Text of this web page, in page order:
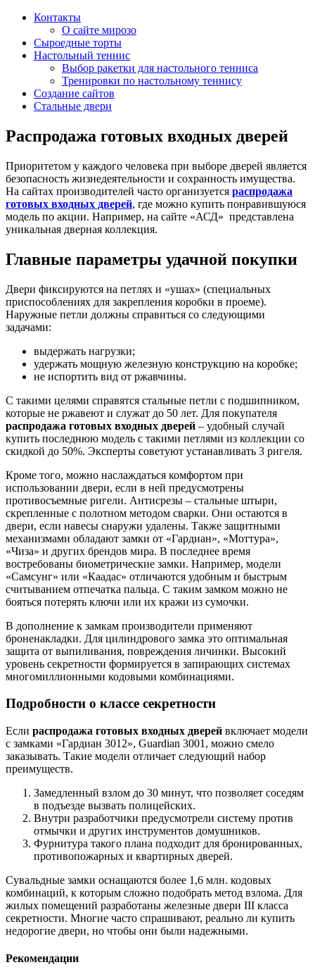
Контакты
О сайте мирозо
Сыроедные торты
Настольный теннис
Выбор ракетки для настольного тенниса
Тренировки по настольному теннису
Создание сайтов
Стальные двери
Распродажа готовых входных дверей
Приоритетом у каждого человека при выборе дверей является
безопасность жизнедеятельности и сохранность имущества.
На сайтах производителей часто организуется распродажа
готовых входных дверей, где можно купить понравившуюся
модель по акции. Например, на сайте «АСД» представлена
уникальная дверная коллекция.
Главные параметры удачной покупки
Двери фиксируются на петлях и «ушах» (специальных
приспособлениях для закрепления коробки в проеме).
Наружные петли должны справиться со следующими
задачами:
выдержать нагрузки;
удержать мощную железную конструкцию на коробке;
не испортить вид от ржавчины.
С такими целями справятся стальные петли с подшипником,
которые не ржавеют и служат до 50 лет. Для покупателя
распродажа готовых входных дверей – удобный случай
купить последнюю модель с такими петлями из коллекции со
скидкой до 50%. Эксперты советуют устанавливать 3 ригеля.
Кроме того, можно наслаждаться комфортом при
использовании двери, если в ней предусмотрены
противосъемные ригели. Антисрезы – стальные штыри,
скрепленные с полотном методом сварки. Они остаются в
двери, если навесы снаружи удалены. Также защитными
механизмами обладают замки от «Гардиан», «Моттура»,
«Чиза» и других брендов мира. В последнее время
востребованы биометрические замки. Например, модели
«Самсунг» или «Каадас» отличаются удобным и быстрым
считыванием отпечатка пальца. С таким замком можно не
бояться потерять ключи или их кражи из сумочки.
В дополнение к замкам производители применяют
броненакладки. Для цилиндрового замка это оптимальная
защита от выпиливания, повреждения личинки. Высокий
уровень секретности формируется в запирающих системах
многомиллионными кодовыми комбинациями.
Подробности о классе секретности
Если распродажа готовых входных дверей включает модели
с замками «Гардиан 3012», Guardian 3001, можно смело
заказывать. Такие модели отличает следующий набор
преимуществ.
Замедленный взлом до 30 минут, что позволяет соседям
в подъезде вызвать полицейских.
Внутри разработчики предусмотрели систему против
отмычки и других инструментов домушников.
Фурнитура такого плана подходит для бронированных,
противопожарных и квартирных дверей.
Сувальдные замки оснащаются более 1,6 млн. кодовых
комбинаций, к которым сложно подобрать метод взлома. Для
жилых помещений разработаны железные двери III класса
секретности. Многие часто спрашивают, реально ли купить
недорогие двери, но чтобы они были надежными.
Рекомендации